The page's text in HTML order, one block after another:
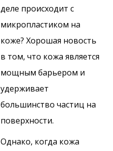
деле происходит с
микропластиком на
коже? Хорошая новость
в том, что кожа является
мощным барьером и
удерживает
большинство частиц на
поверхности.
Однако, когда кожа